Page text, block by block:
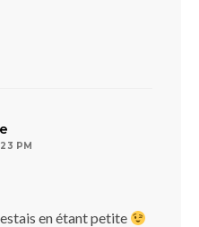
PM
en étant petite